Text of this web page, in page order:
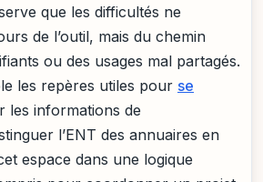
que les difficultés ne
de l’outil, mais du chemin
ou des usages mal partagés.
les repères utiles pour se
les informations de
l’ENT des annuaires en
espace dans une logique